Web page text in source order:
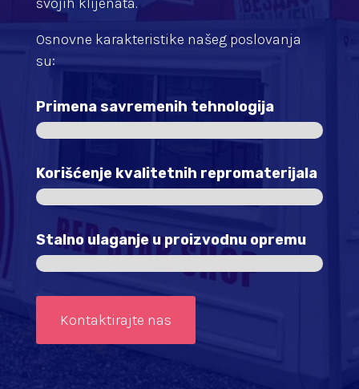
svojih klijenata.
Osnovne karakteristike našeg poslovanja
su:
Primena savremenih tehnologija
Korišćenje kvalitetnih repromaterijala
Stalno ulaganje u proizvodnu opremu
Kontaktirajte nas